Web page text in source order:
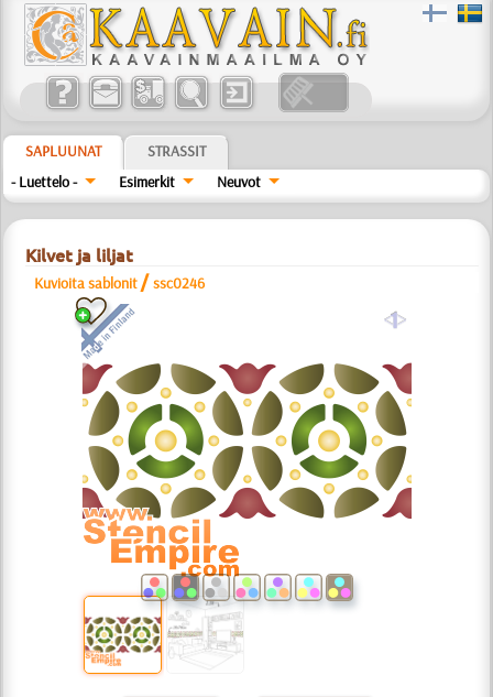
SAPLUUNAT
STRASSIT
- Luettelo -
Esimerkit Neuvot
Kilvet ja liljat
Kuvioita sablonit /ssc0246
a